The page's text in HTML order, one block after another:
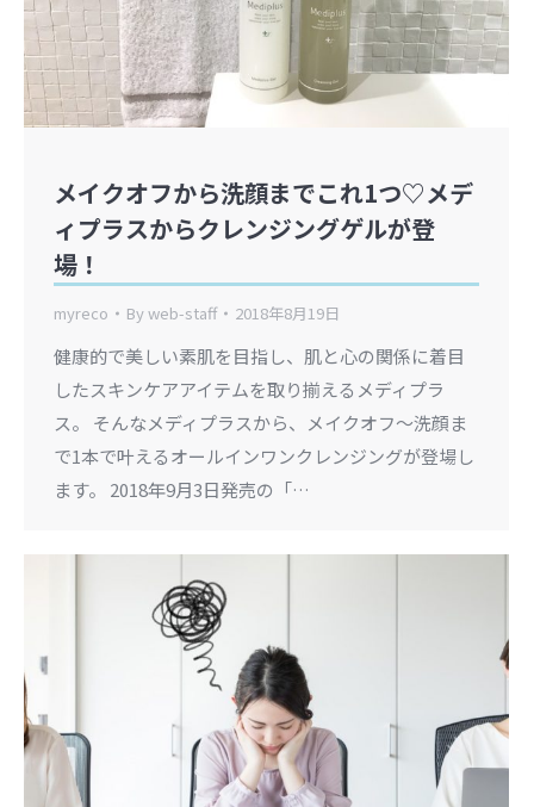
メイクオフから洗顔までこれ1つ♡メデ
ィプラスからクレンジングゲルが登
場！
myreco Byweb-staff 2018年8月19日
健康的で美しい素肌を目指し、肌と心の関係に着目
したスキンケアアイテムを取り揃えるメディプラ
ス。 そんなメディプラスから、メイクオフ～洗顔ま
で1本で叶えるオールインワンクレンジングが登場し
ます。 2018年9月3日発売の「…